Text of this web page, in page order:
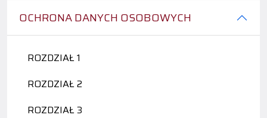
OCHRONA DANYCH OSOBOWYCH
ROZDZIAŁ 1
ROZDZIAŁ 2
ROZDZIAŁ 3